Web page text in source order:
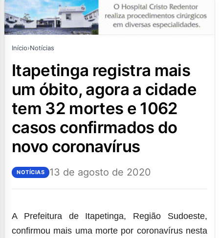
Início›Notícias
itapetinga registra mais
um óbito, agora a cidade
tem 32 mortes e 1062
casos confirmados do
novo coronavírus
NOTÍCIAS 13 de agosto de 2020
A Prefeitura de Itapetinga, Região Sudoeste,
confirmou mais uma morte por coronavírus nesta